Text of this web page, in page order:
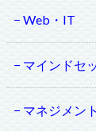
Web・IT
マインドセ
マネジメント